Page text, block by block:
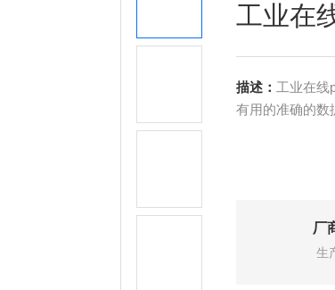
工业在
描述： 工业在线
有用的准确的数
厂
生